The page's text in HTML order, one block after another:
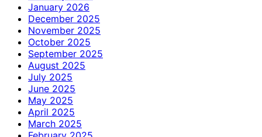
January 2026
December 2025
November 2025
October 2025
September 2025
August 2025
July 2025
June 2025
May 2025
April 2025
March 2025